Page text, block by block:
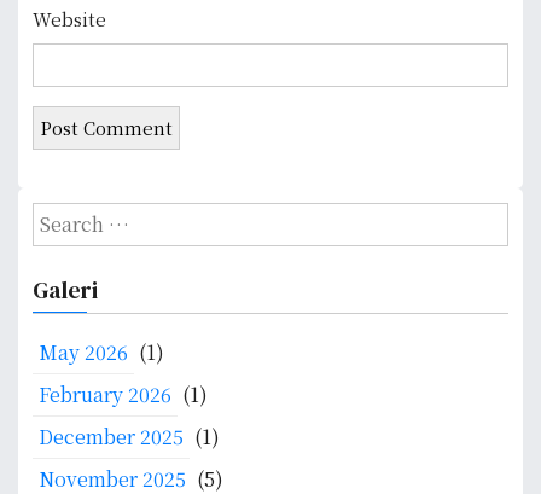
Website
S
e
r
h
Galeri
May 2026 (1)
February 2026 (1)
December 2025 (1)
November 2025 (5)